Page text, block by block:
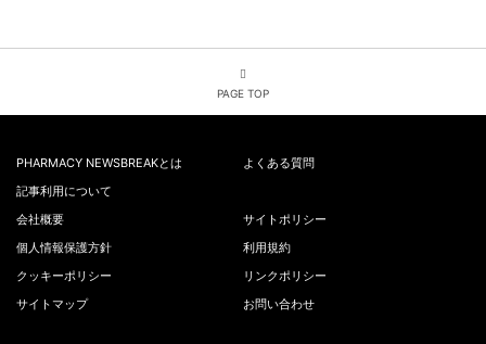
PAGE TOP
PHARMACY NEWSBREAKとは
よくある質問
記事利用について
会社概要
サイトポリシー
個人情報保護方針
利用規約
クッキーポリシー
リンクポリシー
サイトマップ
お問い合わせ